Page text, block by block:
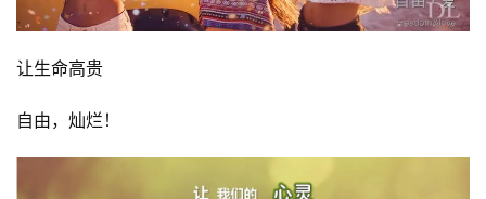
让生命高贵
自由，灿烂！